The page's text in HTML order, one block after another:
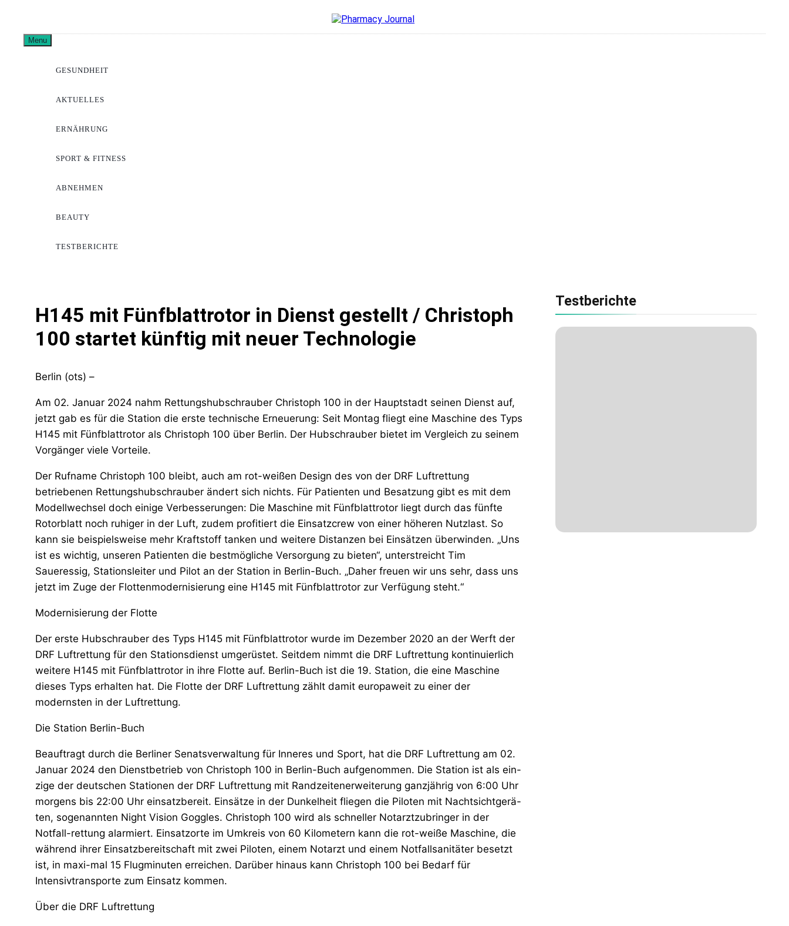
content
Pharmacy Journal
Menu
GESUNDHEIT
AKTUELLES
ERNÄHRUNG
SPORT & FITNESS
ABNEHMEN
BEAUTY
TESTBERICHTE
H145 mit Fünfblattrotor in Dienst gestellt / Christoph
100 startet künftig mit neuer Technologie
Berlin (ots) –
Am 02. Januar 2024 nahm Rettungshubschrauber Christoph 100 in der Hauptstadt seinen Dienst auf,
jetzt gab es für die Station die erste technische Erneuerung: Seit Montag fliegt eine Maschine des Typs
H145 mit Fünfblattrotor als Christoph 100 über Berlin. Der Hubschrauber bietet im Vergleich zu seinem
Vorgänger viele Vorteile.
Der Rufname Christoph 100 bleibt, auch am rot-weißen Design des von der DRF Luftrettung
betriebenen Rettungshubschrauber ändert sich nichts. Für Patienten und Besatzung gibt es mit dem
Modellwechsel doch einige Verbesserungen: Die Maschine mit Fünfblattrotor liegt durch das fünfte
Rotorblatt noch ruhiger in der Luft, zudem profitiert die Einsatzcrew von einer höheren Nutzlast. So
kann sie beispielsweise mehr Kraftstoff tanken und weitere Distanzen bei Einsätzen überwinden. „Uns
ist es wichtig, unseren Patienten die bestmögliche Versorgung zu bieten“, unterstreicht Tim
Saueressig, Stationsleiter und Pilot an der Station in Berlin-Buch. „Daher freuen wir uns sehr, dass uns
jetzt im Zuge der Flottenmodernisierung eine H145 mit Fünfblattrotor zur Verfügung steht.“
Modernisierung der Flotte
Der erste Hubschrauber des Typs H145 mit Fünfblattrotor wurde im Dezember 2020 an der Werft der
DRF Luftrettung für den Stationsdienst umgerüstet. Seitdem nimmt die DRF Luftrettung kontinuierlich
weitere H145 mit Fünfblattrotor in ihre Flotte auf. Berlin-Buch ist die 19. Station, die eine Maschine
dieses Typs erhalten hat. Die Flotte der DRF Luftrettung zählt damit europaweit zu einer der
modernsten in der Luftrettung.
Die Station Berlin-Buch
Beauftragt durch die Berliner Senatsverwaltung für Inneres und Sport, hat die DRF Luftrettung am 02.
Januar 2024 den Dienstbetrieb von Christoph 100 in Berlin-Buch aufgenommen. Die Station ist als ein-
zige der deutschen Stationen der DRF Luftrettung mit Randzeitenerweiterung ganzjährig von 6:00 Uhr
morgens bis 22:00 Uhr einsatzbereit. Einsätze in der Dunkelheit fliegen die Piloten mit Nachtsichtgerä-
ten, sogenannten Night Vision Goggles. Christoph 100 wird als schneller Notarztzubringer in der
Notfall-rettung alarmiert. Einsatzorte im Umkreis von 60 Kilometern kann die rot-weiße Maschine, die
während ihrer Einsatzbereitschaft mit zwei Piloten, einem Notarzt und einem Notfallsanitäter besetzt
ist, in maxi-mal 15 Flugminuten erreichen. Darüber hinaus kann Christoph 100 bei Bedarf für
Intensivtransporte zum Einsatz kommen.
Über die DRF Luftrettung
Testberichte